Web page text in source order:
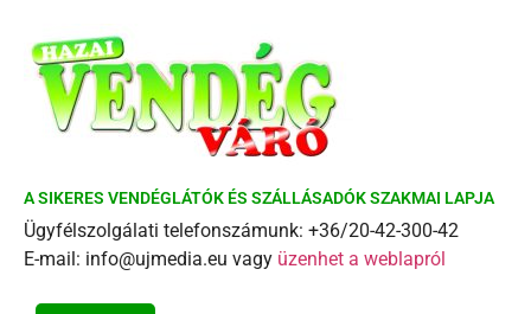
A SIKERES VENDÉGLÁTÓK ÉS SZÁLLÁSADÓK SZAKMAI LAPJA
Ügyfélszolgálati telefonszámunk: +36/20-42-300-42
E-mail: info@ujmedia.eu vagy üzenhet a weblapról